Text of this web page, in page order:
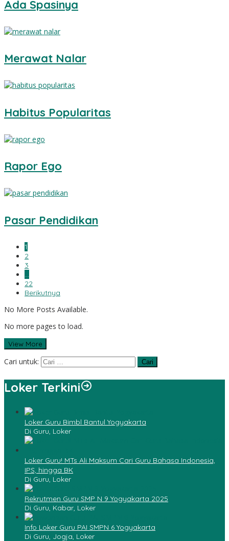
Ada Spasinya
Merawat Nalar
Habitus Popularitas
Rapor Ego
Pasar Pendidikan
1
2
3
…
22
Berikutnya
No More Posts Available.
No more pages to load.
View More
Cari untuk:
Loker Terkini
Loker Guru Bimbl Bantul Yogyakarta
Di Guru, Loker
Loker Guru! MTs Ali Maksum Cari Guru Bahasa Indonesia,
IPS, hingga BK
Di Guru, Loker
Rekrutmen Guru SMP N 9 Yogyakarta 2025
Di Guru, Kabar, Loker
Info Loker Guru PAI SMPN 6 Yogyakarta
Di Guru, Jogja, Loker